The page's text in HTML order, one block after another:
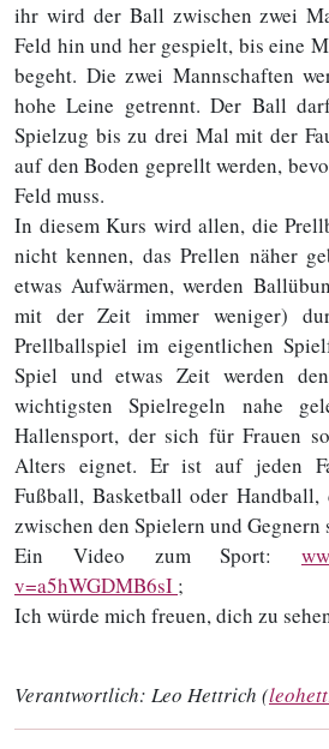
ihr wird der Ball zwischen zwei
Feld hin und her gespielt, bis eine
begeht. Die zwei Mannschaften
hohe Leine getrennt. Der Ball
Spielzug bis zu drei Mal mit der
auf den Boden geprellt werden,
Feld muss.
In diesem Kurs wird allen, die
nicht kennen, das Prellen näher
etwas Aufwärmen, werden
mit der Zeit immer weniger)
Prellballspiel im eigentlichen
Spiel und etwas Zeit werden
wichtigsten Spielregeln nahe
Hallensport, der sich für Frauen
Alters eignet. Er ist auf jeden
Fußball, Basketball oder
zwischen den Spielern und Gegnern
Ein Video zum Sport:
v=a5hWGDMB6sI ;
Ich würde mich freuen, dich zu
Verantwortlich: Leo Hettrich (